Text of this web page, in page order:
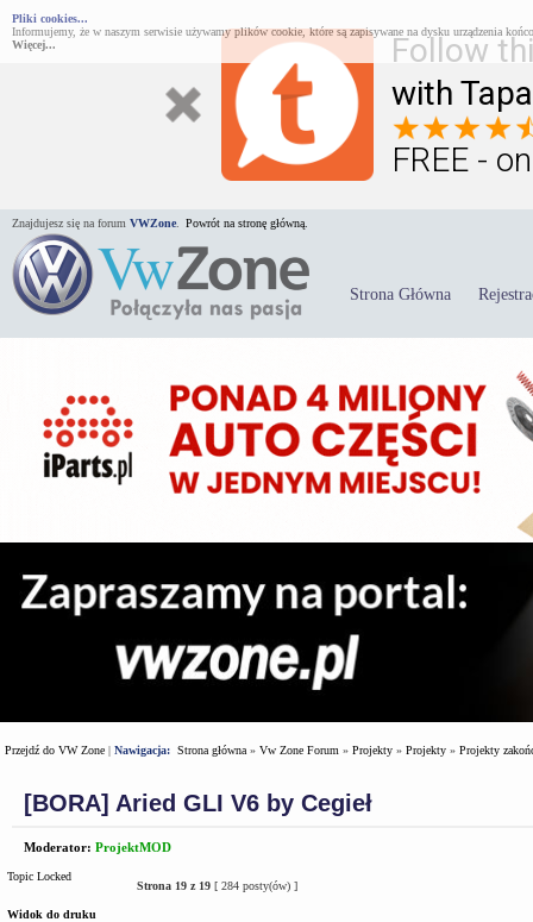
Follow
with
FREE -
Pliki cookies...
Informujemy, że w naszym serwisie używamy plików cookie, które są zapisywane na dysku urządzenia
Więcej...
Znajdujesz się na forum VWZone Powrót na stronę główną.
Strona Główna
Przejdź do VW Zone | Nawigacja: Strona główna » Vw Zone Forum » Projekty » Projekty » Projekty
[BORA] Aried GLI V6 by Cegieł
Moderator: ProjektMOD
Topic Locked
Strona 19 z 19 [ 284 posty(ów) ]
Widok do druku